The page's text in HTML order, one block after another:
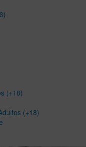
(+18)
(+18)